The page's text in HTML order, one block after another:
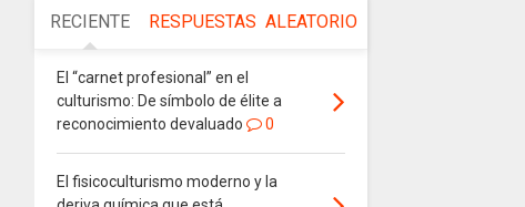
RECIENTE RESPUESTAS ALEATORIO
El “carnet profesional” en el
culturismo: De símbolo de élite a
reconocimiento devaluado
0
El fisicoculturismo moderno y la